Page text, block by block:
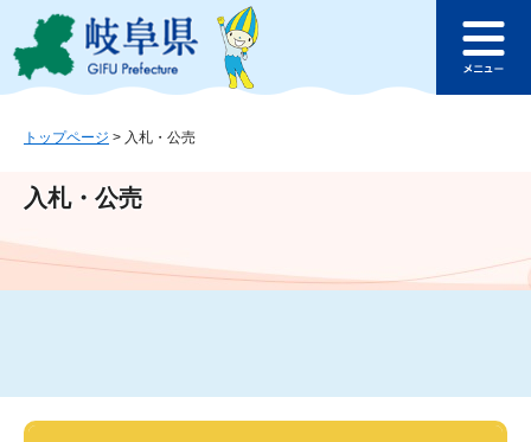
ジ
ュ
文
このページの本文へ
ュ
トップページ > 入札・公売
入札・公売